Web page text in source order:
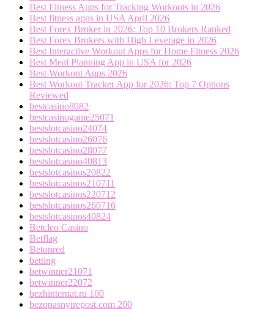
Best Fitness Apps for Tracking Workouts in 2026
Best fitness apps in USA April 2026
Best Forex Broker in 2026: Top 10 Brokers Ranked
Best Forex Brokers with High Leverage in 2026
Best Interactive Workout Apps for Home Fitness 2026
Best Meal Planning App in USA for 2026
Best Workout Apps 2026
Best Workout Tracker App for 2026: Top 7 Options
Reviewed
bestcasino8082
bestcasinogame25071
bestslotcasino24074
bestslotcasino26076
bestslotcasino28077
bestslotcasino40813
bestslotcasinos20822
bestslotcasinos210711
bestslotcasinos220712
bestslotcasinos260716
bestslotcasinos40824
Betcleo Casino
Betflag
Betonred
betting
betwinner21071
betwinner22072
bezhinternat.ru 100
bezopasnyirepost.com 200